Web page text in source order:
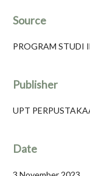
Source
PROGRAM STUDI
Publisher
UPT
Date